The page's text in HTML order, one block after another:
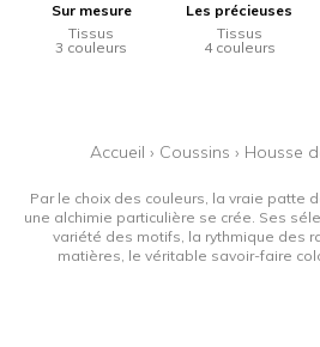
Sur mesure
Tissus
3 couleurs
Les précieuses
Tissus
4 couleurs
Accueil › Coussins › Housse
Par le choix des couleurs, la vraie patte
une alchimie particulière se crée. Ses
variété des motifs, la rythmique des
matières, le véritable savoir-faire